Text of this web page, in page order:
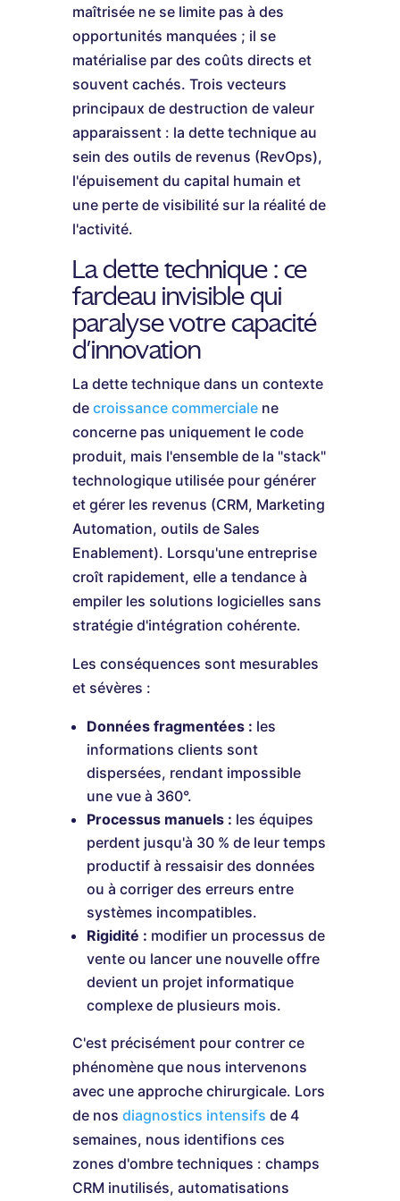
maîtrisée ne se limite pas à des
opportunités manquées ; il se
matérialise par des coûts directs et
souvent cachés. Trois vecteurs
principaux de destruction de valeur
apparaissent : la dette technique au
sein des outils de revenus (RevOps),
l'épuisement du capital humain et
une perte de visibilité sur la réalité de
l'activité.
La dette technique : ce
fardeau invisible qui
paralyse votre capacité
d'innovation
La dette technique dans un contexte
de croissance commercialene
concerne pas uniquement le code
produit, mais l'ensemble de la "stack"
technologique utilisée pour générer
et gérer les revenus (CRM, Marketing
Automation, outils de Sales
Enablement). Lorsqu'une entreprise
croît rapidement, elle a tendance à
empiler les solutions logicielles sans
stratégie d'intégration cohérente.
Les conséquences sont mesurables
et sévères :
Données fragmentées : les
informations clients sont
dispersées, rendant impossible
une vue à 360°.
Processus manuels : les équipes
perdent jusqu'à 30 % de leur temps
productif à ressaisir des données
ou à corriger des erreurs entre
systèmes incompatibles.
Rigidité : modifier un processus de
vente ou lancer une nouvelle offre
devient un projet informatique
complexe de plusieurs mois.
C'est précisément pour contrer ce
phénomène que nous intervenons
avec une approche chirurgicale. Lors
de nos diagnostics intensifs de 4
semaines, nous identifions ces
zones d'ombre techniques : champs
CRM inutilisés, automatisations